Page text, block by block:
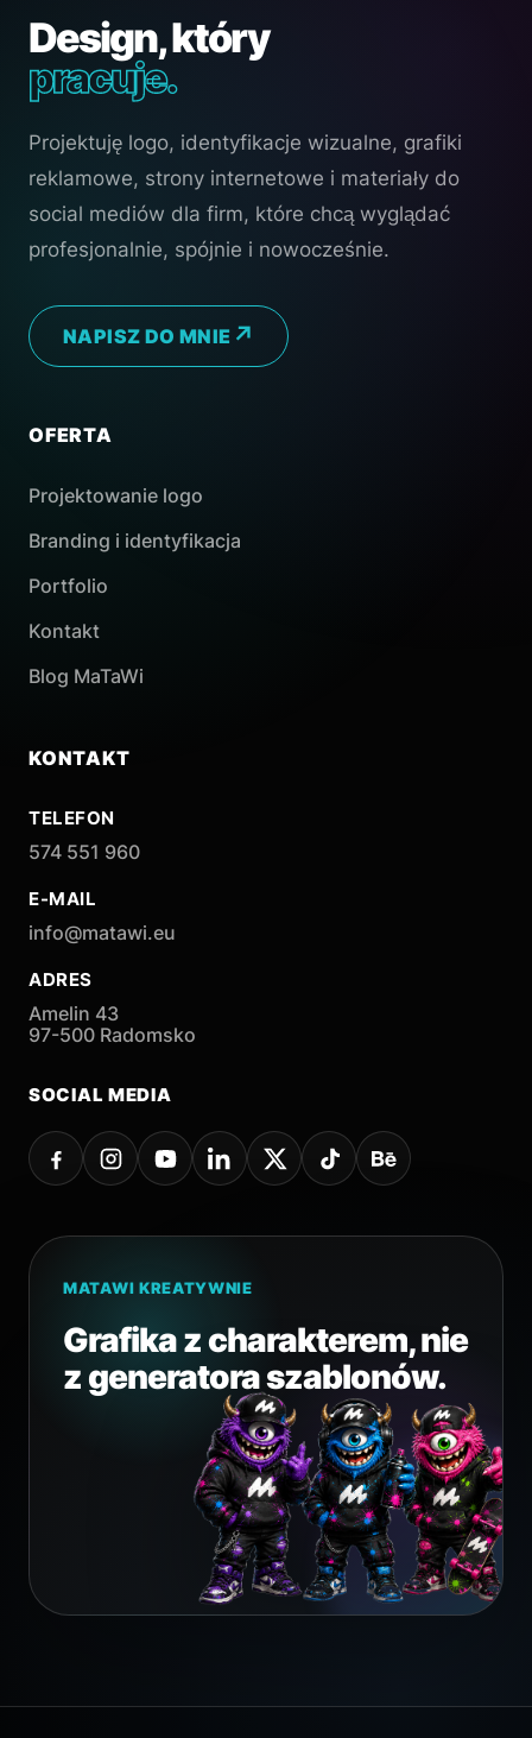
Design, który
pracuje.
Projektuję logo, identyfikacje wizualne, grafiki
reklamowe, strony internetowe i materiały do
social mediów dla firm, które chcą wyglądać
profesjonalnie, spójnie i nowocześnie.
NAPISZ DO MNIE
OFERTA
Projektowanie logo
Branding i identyfikacja
Portfolio
Kontakt
Blog MaTaWi
KONTAKT
TELEFON
574 551 960
E-MAIL
info@matawi.eu
ADRES
Amelin 43
97-500 Radomsko
SOCIAL MEDIA
MATAWI KREATYWNIE
Grafika z charakterem, nie
z generatora szablonów.